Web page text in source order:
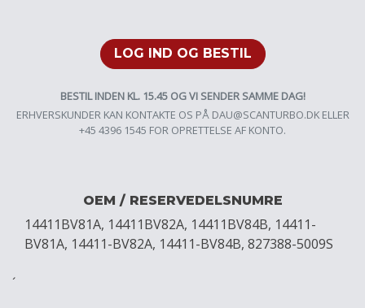
LOG IND OG BESTIL
BESTIL INDEN KL. 15.45 OG VI SENDER SAMME DAG!
ERHVERSKUNDER KAN KONTAKTE OS PÅ DAU@SCANTURBO.DKELLER
+45 4396 1545 FOR OPRETTELSE AF KONTO.
OEM / RESERVEDELSNUMRE
14411BV81A, 14411BV82A, 14411BV84B, 14411-
BV81A, 14411-BV82A, 14411-BV84B, 827388-5009S
´